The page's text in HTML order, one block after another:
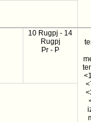
10 Rugpj - 14
Rugpj
Pr - P